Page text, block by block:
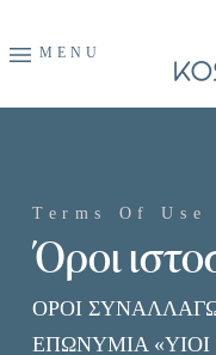
MENU
×
Our Heritage
Our Value
Terms Of Use
Όροι
ΟΡΟΙ
ΕΠΩΝΥΜΙΑ